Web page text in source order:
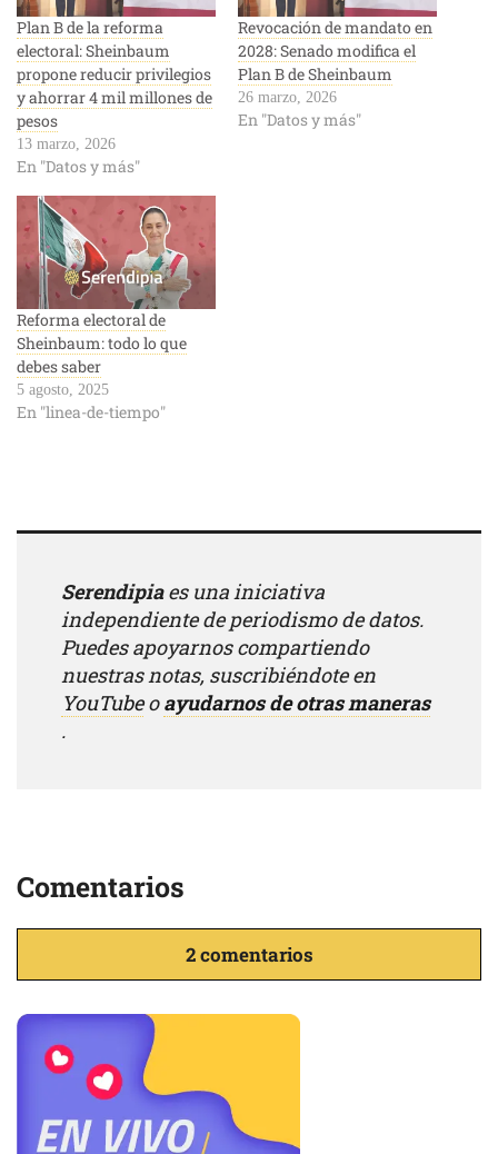
Plan B de la reforma
electoral: Sheinbaum
propone reducir privilegios
y ahorrar 4 mil millones de
pesos
13 marzo, 2026
En "Datos y más"
Revocación de mandato en
2028: Senado modifica el
Plan B de Sheinbaum
26 marzo, 2026
En "Datos y más"
Reforma electoral de
Sheinbaum: todo lo que
debes saber
5 agosto, 2025
En "linea-de-tiempo"
Serendipiaes una iniciativa
independiente de periodismo de datos.
Puedes apoyarnos compartiendo
nuestras notas, suscribiéndote en
YouTubeoayudarnos de otras maneras
.
Comentarios
2 comentarios